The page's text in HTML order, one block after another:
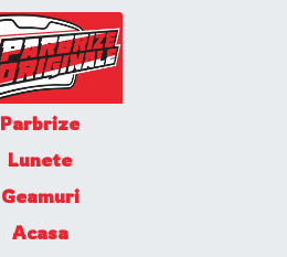
Parbrize
Lunete
Geamuri
Acasa